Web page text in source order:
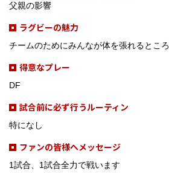
父親の影響
ラグビーの魅力
チームのためにみんなが体を張れるところ
得意なプレー
DF
試合前に必ず行うルーティン
特になし
ファンの皆様へメッセージ
1試合、1試合全力で戦います